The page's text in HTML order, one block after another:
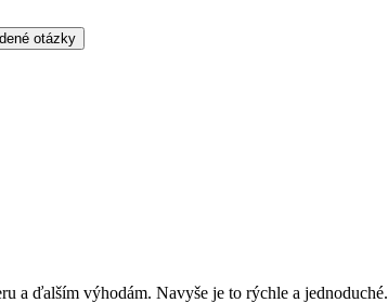
otázky
a ďalším výhodám. Navyše je to rýchle a jednoduché.